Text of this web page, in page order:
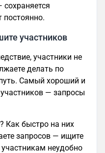
постоянно.
участников
участники не
делать по
Самый хороший и
— запросы
Как быстро на них
запросов — ищите
неудобно